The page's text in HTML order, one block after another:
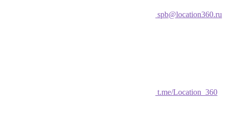
spb@location360.ru
t.me/Location_360